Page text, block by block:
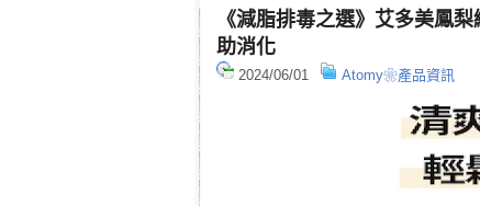
《減脂排毒之選》艾多美鳳
助消化
2024/06/01 Atomy❀產品資訊